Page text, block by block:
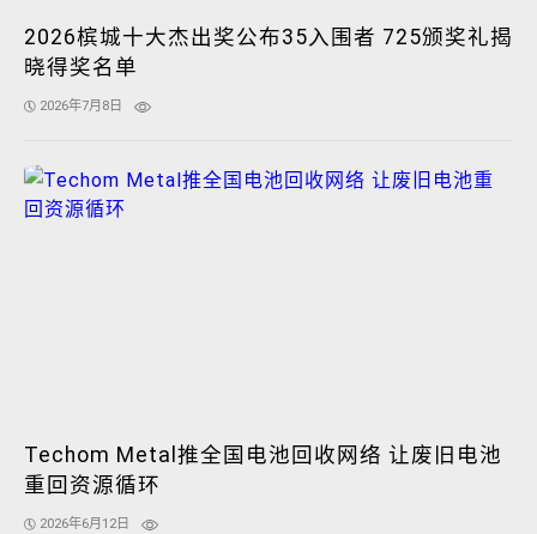
2026槟城十大杰出奖公布35入围者 725颁奖礼揭
晓得奖名单
2026年7月8日
Techom Metal推全国电池回收网络 让废旧电池
重回资源循环
2026年6月12日